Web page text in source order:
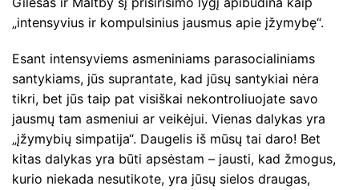
„intensyvius ir kompulsinius jausmus apie įžymybę“.
Esant intensyviems asmeniniams parasocialiniams
santykiams, jūs suprantate, kad jūsų santykiai nėra
tikri, bet jūs taip pat visiškai nekontroliuojate savo
jausmų tam asmeniui ar veikėjui. Vienas dalykas yra
„įžymybių simpatija“. Daugelis iš mūsų tai daro! Bet
kitas dalykas yra būti apsėstam – jausti, kad žmogus,
kurio niekada nesutikote, yra jūsų sielos draugas,